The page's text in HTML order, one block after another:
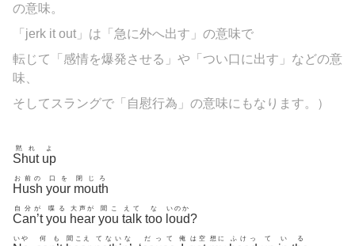
の意味。
「jerk it out」は「急に外へ出す」の意味で
転じて「感情を爆発させる」や「つい口に出す」などの意
味、
そしてスラングで「自慰行為」の意味にもなります。）
Shut
黙れ
up
よ
Hush
お前の
your
口を
mouth
閉じろ
Can’t
自分が
you
喋る
hear
大声が
you
聞こ
talk
えて
too
な
loud
いのか
?
いや 何も 聞こえ てないな だって 俺 は空 想に ふけっ て い る